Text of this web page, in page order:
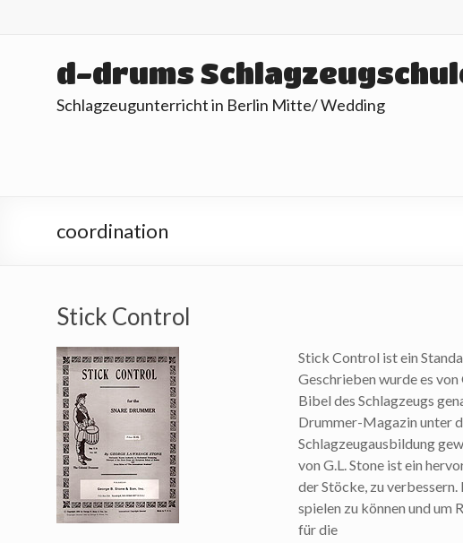
d-drums
Schlagzeugunterricht in Berlin Mitte/ Wedding
coordination
Stick Control
Stick Control ist ein
Geschrieben wurde es
Bibel des Schlagzeugs
Drummer-Magazin unter
Schlagzeugausbildung
von G.L. Stone ist ein
der Stöcke, zu
spielen zu können und um
für die